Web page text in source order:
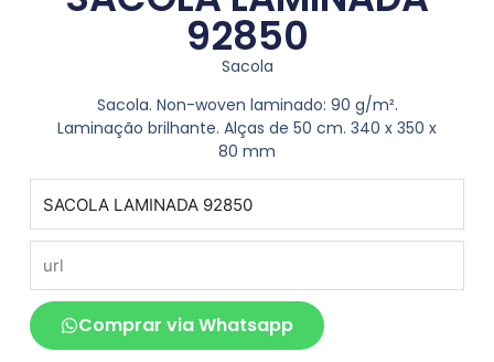
92850
Sacola
Sacola. Non-woven laminado: 90 g/m².
Laminação brilhante. Alças de 50 cm. 340 x 350 x
80 mm
Comprar via Whatsapp